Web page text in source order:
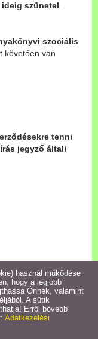
szünetel
szociális
követően van
tenni
jegyző általi
használ működése
hogy a legjobb
Önnek, valamint
A sütik
Erről bővebb
Adatkezelési